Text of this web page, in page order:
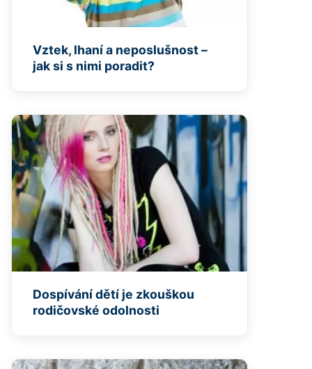
Vztek, lhaní a neposlušnost –
jak si s nimi poradit?
Dospívání dětí je zkouškou
rodičovské odolnosti